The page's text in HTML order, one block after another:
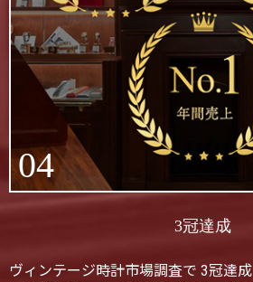
04
3冠達成
ヴィンテージ時計市場調査で 3冠達成